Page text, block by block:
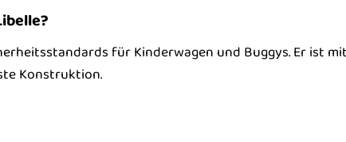
für Kinderwagen und Buggys. Er ist
Konstruktion.